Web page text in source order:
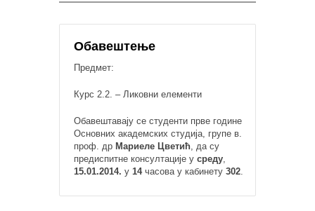
Обавештење
Предмет:
Курс 2.2. – Ликовни елементи
Обавештавају се студенти прве године
Основних академских студија, групе в.
проф. др Мариеле Цветић, да су
предиспитне консултације у среду,
15.01.2014. у 14часова у кабинету 302.